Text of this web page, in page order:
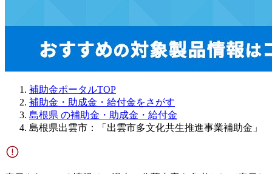
補助金ポータルTOP
補助金・助成金・給付金をさがす
島根県 の補助金・助成金・給付金
島根県出雲市：「出雲市多文化共生推進事業補助金」